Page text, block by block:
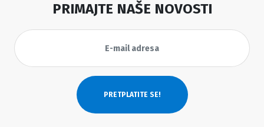
PRIMAJTE NAŠE NOVOSTI